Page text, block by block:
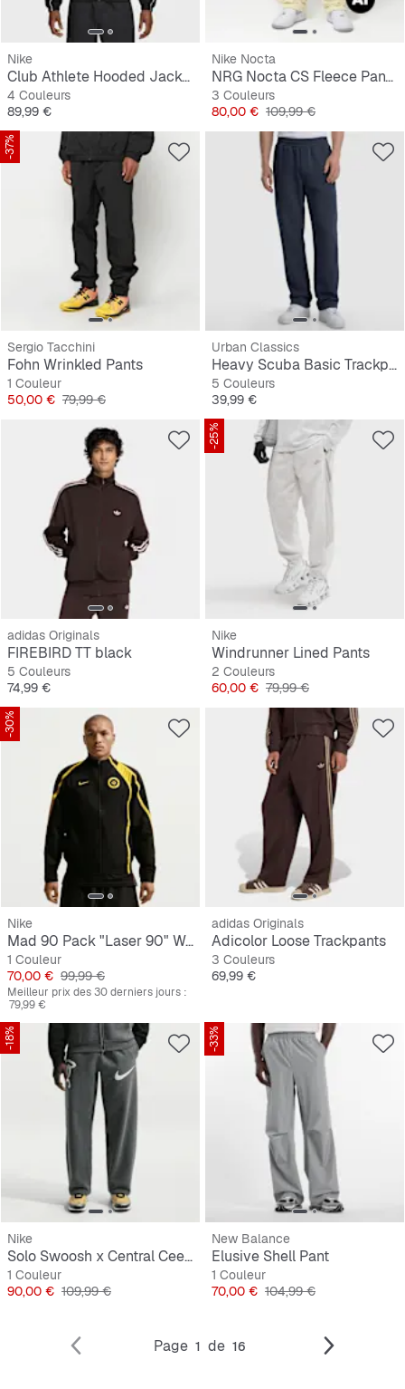
Nike
Club Athlete Hooded Jacket
4 Couleurs
Prix
89,99 €
Nike Nocta
NRG Nocta CS Fleece Pant OH
3 Couleurs
Prix
80,00 € Prix original
109,99 €
-37%
Sergio Tacchini
Fohn Wrinkled Pants
1 Couleur
Prix
50,00 € Prix original
79,99 €
Urban Classics
Heavy Scuba Basic Trackpants
5 Couleurs
Prix
39,99 €
adidas Originals
FIREBIRD TT black
5 Couleurs
Prix
74,99 €
-25%
Nike
Windrunner Lined Pants
2 Couleurs
Prix
60,00 € Prix original
79,99 €
-30%
Nike
Mad 90 Pack "Laser 90" Woven Jacket
1 Couleur
Prix
70,00 € Prix original
99,99 €
Meilleur prix des 30 derniers jours :
79,99 €
adidas Originals
Adicolor Loose Trackpants
3 Couleurs
Prix
69,99 €
-18%
Nike
Solo Swoosh x Central Cee Fleece Open Hem Pant
1 Couleur
Prix
90,00 € Prix original
109,99 €
-33%
New Balance
Elusive Shell Pant
1 Couleur
Prix
70,00 € Prix original
104,99 €
Page 1 de 16